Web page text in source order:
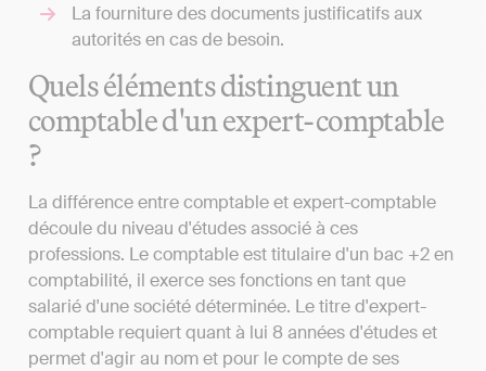
La fourniture des documents justificatifs aux
autorités en cas de besoin.
Quels éléments distinguent un
comptable d'un expert-comptable
?
La différence entre comptable et expert-comptable
découle du niveau d'études associé à ces
professions. Le comptable est titulaire d'un bac +2 en
comptabilité, il exerce ses fonctions en tant que
salarié d'une société déterminée. Le titre d'expert-
comptable requiert quant à lui 8 années d'études et
permet d'agir au nom et pour le compte de ses